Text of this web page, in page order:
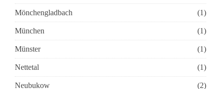
Mönchengladbach (1)
München (1)
Münster (1)
Nettetal (1)
Neubukow (2)